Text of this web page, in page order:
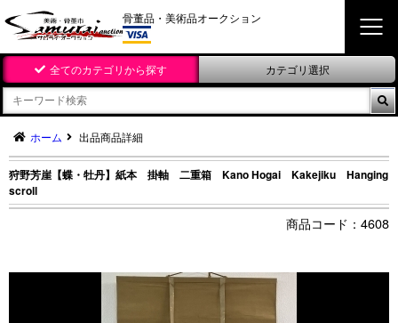
骨董品・美術品オークション
全てのカテゴリから探す カテゴリ選択

ホーム 出品商品詳細
狩野芳崖【蝶・牡丹】紙本 掛軸 二重箱 Kano Hogai Kakejiku Hanging
scroll
4608